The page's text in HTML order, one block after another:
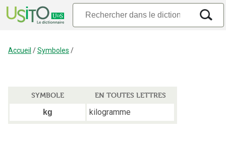
Accueil /Symboles /
SYMBOLE
EN TOUTES LETTRES
kg
kilogramme